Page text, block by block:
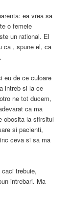
ea vrea sa
o femeie
un rational. El
ca , spune el, ca
eu de ce culoare
intreb si la ce
ne tot ducem,
ca ma
obosita la sfirsitul
si pacienti,
ceva si sa ma
trebuie,
intrebari. Ma